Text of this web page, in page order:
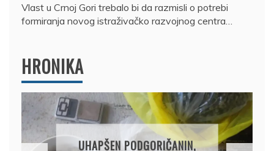
Vlast u Crnoj Gori trebalo bi da razmisli o potrebi
formiranja novog istraživačko razvojnog centra…
HRONIKA
DRŽAVLJANIN RUSIJE
OSUMNJIČEN DA JE